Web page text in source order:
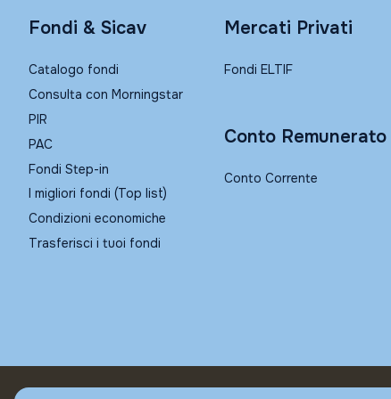
Fondi & Sicav
Catalogo fondi
Consulta con Morningstar
PIR
PAC
Fondi Step-in
I migliori fondi (Top list)
Condizioni economiche
Trasferisci i tuoi fondi
Mercati Privati
Fondi ELTIF
Conto Remunerato
Conto Corrente